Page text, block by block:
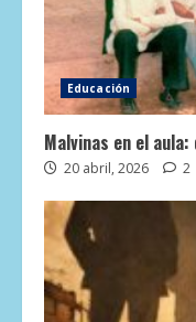
Educación
Malvinas en el
20 abril, 2026 2